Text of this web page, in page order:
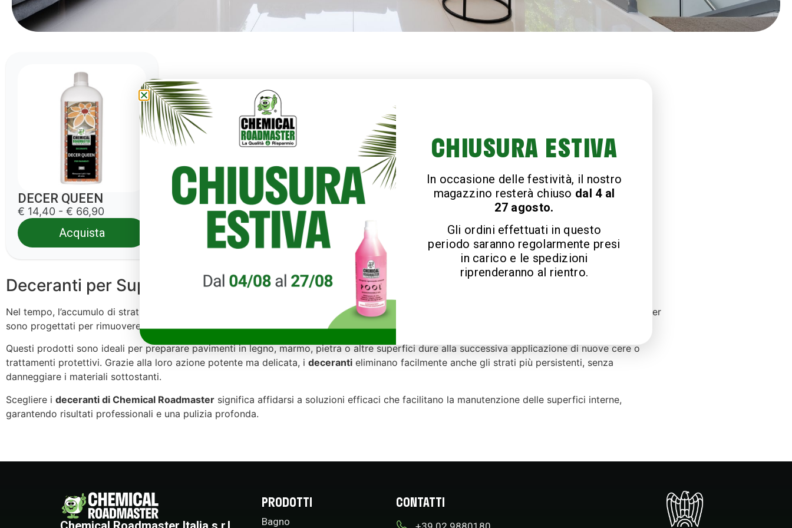
DECER QUEEN
€ 14,40 - € 66,90
Acquista
Deceranti per Superfici Interne: Rimozione Efficace di Strati di Cera
Nel tempo, l’accumulo di strati di cera può rendere i pavimenti e le superfici interne opachi e difficili da pulire. I
di Chemical Roadmaster
sono progettati per rimuovere in modo sicuro ed efficace vecchi strati di cera e residui, riportando le superfici al loro aspetto originale.
Questi prodotti sono ideali per preparare pavimenti in legno, marmo, pietra o altre superfici dure alla successiva applicazione di nuove cere o
trattamenti protettivi. Grazie alla loro azione potente ma delicata, i deceranti eliminano facilmente anche gli strati più persistenti, senza
danneggiare i materiali sottostanti.
Scegliere i deceranti di Chemical Roadmaster significa affidarsi a soluzioni efficaci che facilitano la manutenzione delle superfici interne,
garantendo risultati professionali e una pulizia profonda.
PRODOTTI
Bagno
CONTATTI
CHIUSURA ESTIVA
In occasione delle festività, il nostro
magazzino resterà chiuso dal 4 al
27 agosto.
Gli ordini effettuati in questo
periodo saranno regolarmente presi
in carico e le spedizioni
riprenderanno al rientro.